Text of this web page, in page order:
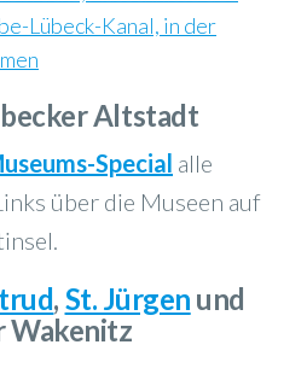
Altstadt
Special alle
über die Museen auf
, St. Jürgen und
Wakenitz